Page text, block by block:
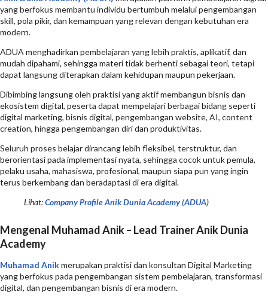
yang berfokus membantu individu bertumbuh melalui pengembangan
skill, pola pikir, dan kemampuan yang relevan dengan kebutuhan era
modern.
ADUA menghadirkan pembelajaran yang lebih praktis, aplikatif, dan
mudah dipahami, sehingga materi tidak berhenti sebagai teori, tetapi
dapat langsung diterapkan dalam kehidupan maupun pekerjaan.
Dibimbing langsung oleh praktisi yang aktif membangun bisnis dan
ekosistem digital, peserta dapat mempelajari berbagai bidang seperti
digital marketing, bisnis digital, pengembangan website, AI, content
creation, hingga pengembangan diri dan produktivitas.
Seluruh proses belajar dirancang lebih fleksibel, terstruktur, dan
berorientasi pada implementasi nyata, sehingga cocok untuk pemula,
pelaku usaha, mahasiswa, profesional, maupun siapa pun yang ingin
terus berkembang dan beradaptasi di era digital.
Lihat:Company Profile Anik Dunia Academy (ADUA)
Mengenal Muhamad Anik – Lead Trainer Anik Dunia
Academy
Muhamad Anikmerupakan praktisi dan konsultan Digital Marketing
yang berfokus pada pengembangan sistem pembelajaran, transformasi
digital, dan pengembangan bisnis di era modern.